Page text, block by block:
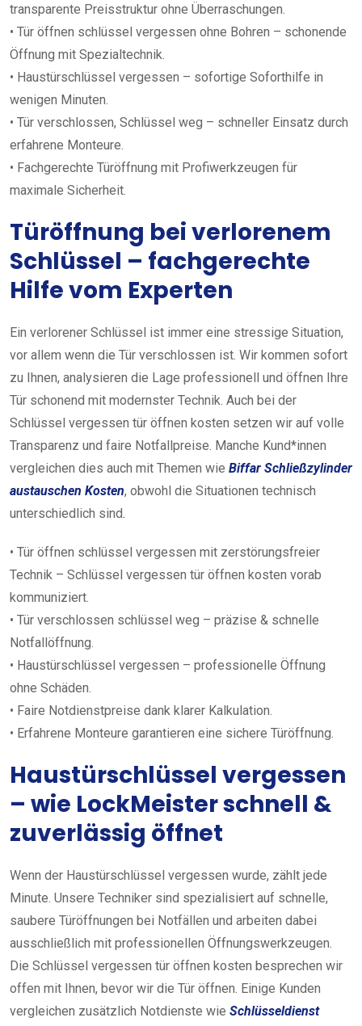
transparente Preisstruktur ohne Überraschungen.
• Tür öffnen schlüssel vergessen ohne Bohren – schonende
Öffnung mit Spezialtechnik.
• Haustürschlüssel vergessen – sofortige Soforthilfe in
wenigen Minuten.
• Tür verschlossen, Schlüssel weg – schneller Einsatz durch
erfahrene Monteure.
• Fachgerechte Türöffnung mit Profiwerkzeugen für
maximale Sicherheit.
Türöffnung bei verlorenem
Schlüssel – fachgerechte
Hilfe vom Experten
Ein verlorener Schlüssel ist immer eine stressige Situation,
vor allem wenn die Tür verschlossen ist. Wir kommen sofort
zu Ihnen, analysieren die Lage professionell und öffnen Ihre
Tür schonend mit modernster Technik. Auch bei der
Schlüssel vergessen tür öffnen kosten setzen wir auf volle
Transparenz und faire Notfallpreise. Manche Kund*innen
vergleichen dies auch mit Themen wie Biffar Schließzylinder
austauschen Kosten, obwohl die Situationen technisch
unterschiedlich sind.
• Tür öffnen schlüssel vergessen mit zerstörungsfreier
Technik – Schlüssel vergessen tür öffnen kosten vorab
kommuniziert.
• Tür verschlossen schlüssel weg – präzise & schnelle
Notfallöffnung.
• Haustürschlüssel vergessen – professionelle Öffnung
ohne Schäden.
• Faire Notdienstpreise dank klarer Kalkulation.
• Erfahrene Monteure garantieren eine sichere Türöffnung.
Haustürschlüssel vergessen
– wie LockMeister schnell &
zuverlässig öffnet
Wenn der Haustürschlüssel vergessen wurde, zählt jede
Minute. Unsere Techniker sind spezialisiert auf schnelle,
saubere Türöffnungen bei Notfällen und arbeiten dabei
ausschließlich mit professionellen Öffnungswerkzeugen.
Die Schlüssel vergessen tür öffnen kosten besprechen wir
offen mit Ihnen, bevor wir die Tür öffnen. Einige Kunden
vergleichen zusätzlich Notdienste wie Schlüsseldienst